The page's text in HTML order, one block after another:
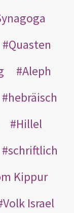
Quasten
Aleph
hebräisch
Hillel
schriftlich
Kippur
Volk Israel